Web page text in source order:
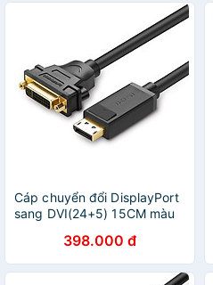
Cáp chuyển đổi DisplayPort
sang DVI(24+5) 15CM màu
chính hãng398.000 đ